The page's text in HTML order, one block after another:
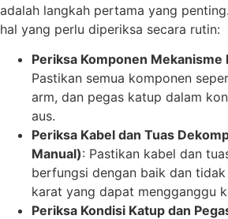
adalah langkah pertama yang
hal yang perlu diperiksa secara rutin:
Periksa Komponen
Pastikan semua komponen
arm, dan pegas katup dalam
aus.
Periksa Kabel dan Tuas
Manual): Pastikan kabel dan
berfungsi dengan baik dan
karat yang dapat mengganggu
Periksa Kondisi Katup dan